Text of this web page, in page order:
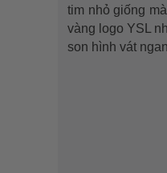
tim nhỏ giống
vàng logo YSL
son hình vát